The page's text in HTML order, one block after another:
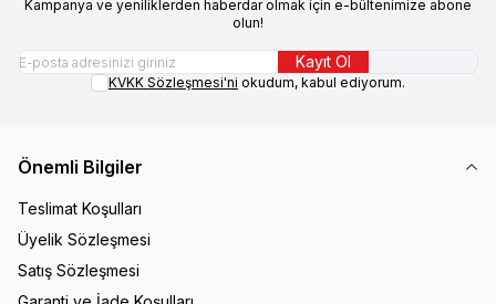
Kampanya ve yeniliklerden haberdar olmak için e-bültenimize abone
olun!
Kayıt Ol
KVKK Sözleşmesi'ni okudum, kabul ediyorum.
Önemli Bilgiler
Teslimat Koşulları
Üyelik Sözleşmesi
Satış Sözleşmesi